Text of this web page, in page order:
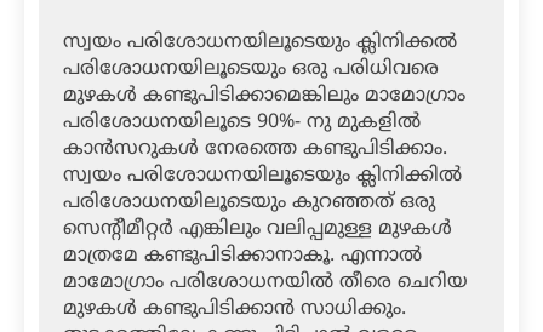
സ്വയം പരിശോധനയിലൂടെയും ക്ലിനിക്കല്‍
പരിശോധനയിലൂടെയും ഒരു പരിധിവരെ
മുഴകള്‍ കണ്ടുപിടിക്കാമെങ്കിലും മാമോഗ്രാം
പരിശോധനയിലൂടെ 90%- നു മുകളില്‍
കാന്‍സറുകള്‍ നേരത്തെ കണ്ടുപിടിക്കാം.
സ്വയം പരിശോധനയിലൂടെയും ക്ലിനിക്കില്‍
പരിശോധനയിലൂടെയും കുറഞ്ഞത് ഒരു
സെന്റീമീറ്റര്‍ എങ്കിലും വലിപ്പമുള്ള മുഴകള്‍
മാത്രമേ കണ്ടുപിടിക്കാനാകൂ. എന്നാല്‍
മാമോഗ്രാം പരിശോധനയില്‍ തീരെ ചെറിയ
മുഴകള്‍ കണ്ടുപിടിക്കാന്‍ സാധിക്കും.